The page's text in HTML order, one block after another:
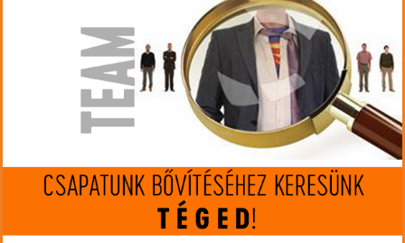
Colt 1911 szánrugó tartó
nincs készleten
Walther PPQ M2 22lr extractor
készleten